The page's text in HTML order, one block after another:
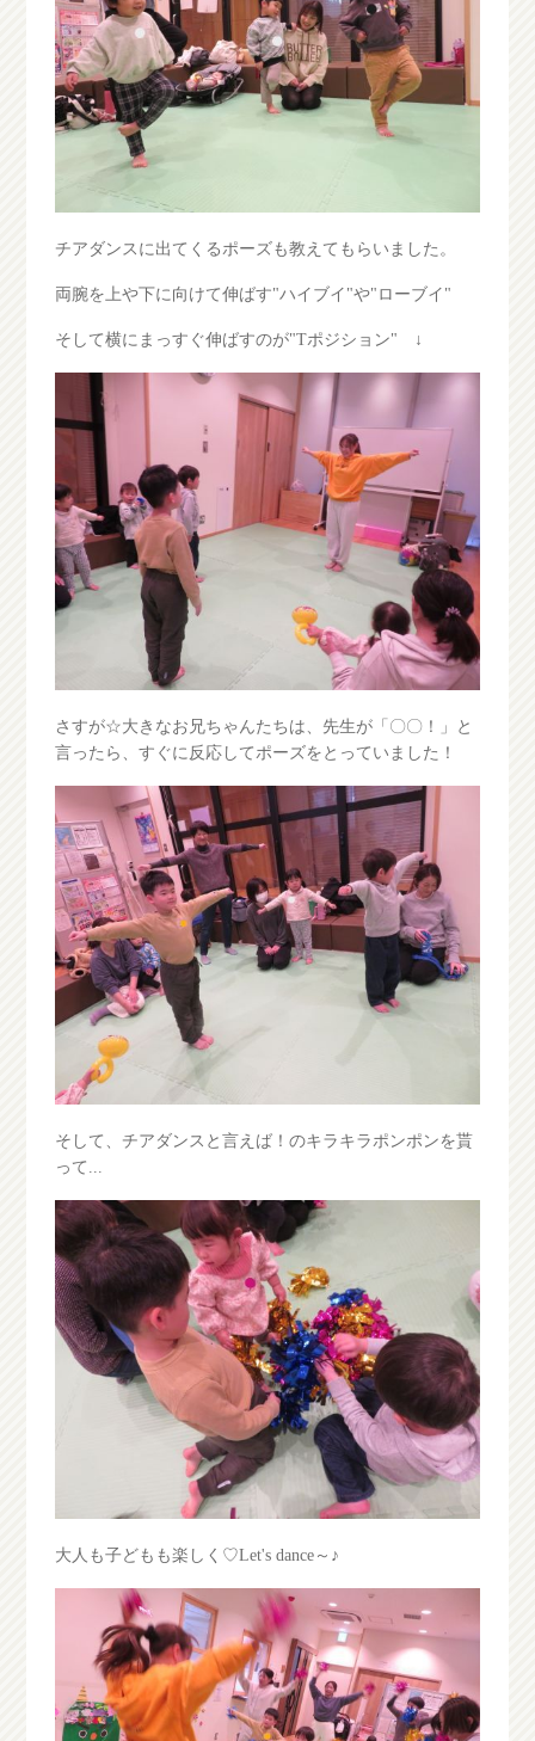
チアダンスに出てくるポーズも教えてもらいました。
両腕を上や下に向けて伸ばす"ハイブイ"や"ローブイ"
そして横にまっすぐ伸ばすのが"Tポジション" ↓
さすが☆大きなお兄ちゃんたちは、先生が「〇〇！」と
言ったら、すぐに反応してポーズをとっていました！
そして、チアダンスと言えば！のキラキラポンポンを貰
って...
大人も子どもも楽しく♡Let's dance～♪